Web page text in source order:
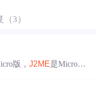
3）
版，J2ME是Micro
MIDP两种profile，还探